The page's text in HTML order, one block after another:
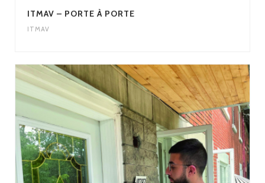
ITMAV – PORTE À PORTE
ITMAV